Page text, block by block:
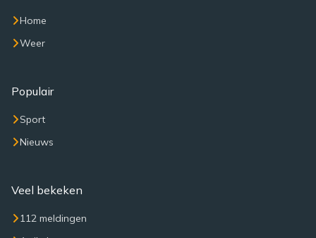
Home
Weer
Populair
Sport
Nieuws
Veel bekeken
112 meldingen